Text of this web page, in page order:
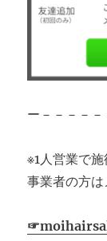
ー－－－－
※1人営業で施
事業者の方